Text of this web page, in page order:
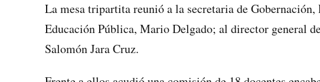
La mesa tripartita reunió a la secretaria de
Educación Pública, Mario Delgado; al director general
Salomón Jara Cruz.